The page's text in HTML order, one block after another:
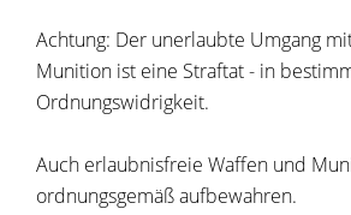
Achtung: Der unerlaubte Umgang
Munition ist eine Straftat - in
Ordnungswidrigkeit.
Auch erlaubnisfreie Waffen und
ordnungsgemäß aufbewahren.